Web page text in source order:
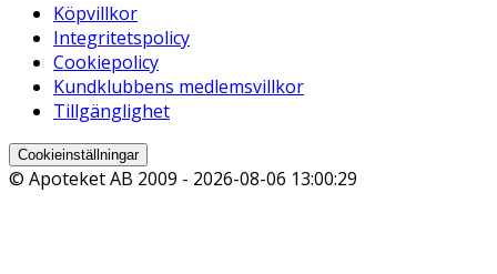
Köpvillkor
Integritetspolicy
Cookiepolicy
Kundklubbens medlemsvillkor
Tillgänglighet
Cookieinställningar
© Apoteket AB 2009 - 2026-08-06 13:00:29